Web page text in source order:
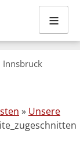
Innsbruck
≡
» Unsere